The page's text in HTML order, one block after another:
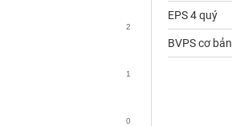
0
1
2
EPS 4 quý
BVPS cơ bản